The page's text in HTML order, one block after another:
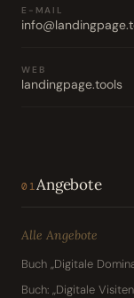
E-MAIL
WEB
landingpage.tools
01Angebote
Alle Angebote
Buch „Digitale
Buch: „Digitale